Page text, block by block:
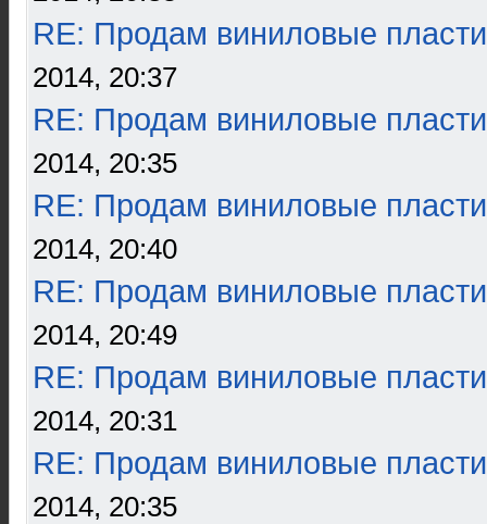
RE: Продам виниловые
2014, 20:37
RE: Продам виниловые
2014, 20:35
RE: Продам виниловые
2014, 20:40
RE: Продам виниловые
2014, 20:49
RE: Продам виниловые
2014, 20:31
RE: Продам виниловые
2014, 20:35